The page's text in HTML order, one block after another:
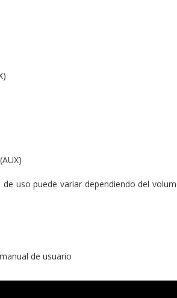
uso puede variar dependiendo del
de usuario